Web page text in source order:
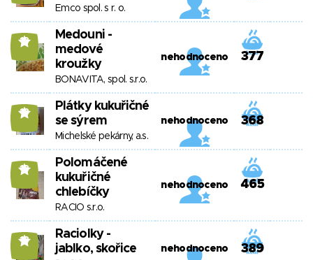
Emco spol. s r. o.
13
Medouni -
medové
kroužky
BONAVITA, spol. s.r.o.
nehodnoceno 377
13
Plátky kukuřičné
se sýrem
Michelské pekárny, a.s.
nehodnoceno 368
13
Polomáčené
kukuřičné
chlebíčky
RACIO s.r.o.
nehodnoceno 465
13
Raciolky -
jablko, skořice
nehodnoceno 389